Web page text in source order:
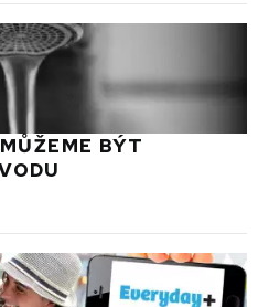
BÝT